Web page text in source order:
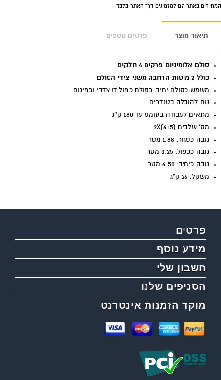
המחירים באתר הם למזמינים דרך האתר בלבד
תיאור מוצר פרטים נוספים
סולם אלומיניום פרקים 4 חלקים
כולל 2 מוטות הרחבה משני צידי הסולם
משמש כסולם יחיד, כסולם כפול דו צדדי וכפיגום
נוח להובלה בטנדרים
מתאים לעבודה בעומס עד 180 ק''ג
מס' שלבים (2X(6+5
גובה כסגור: 1.88 מטר
גובה ככפול: 3.25 מטר
גובה כיחיד: 6.50 מטר
משקל: 26 ק"ג
פרטים
מידע נוסף
חשבון שלי
הסניפים שלנו
מוקד הזמנות אינטרנט